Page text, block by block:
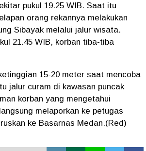
pukul 19.25 WIB. Saat itu
orang rekannya melakukan
Sibayak melalui jalur wisata.
21.45 WIB, korban tiba-tiba
15-20 meter saat mencoba
jalur curam di kawasan puncak
korban yang mengetahui
melaporkan ke petugas
ke Basarnas Medan.(Red)